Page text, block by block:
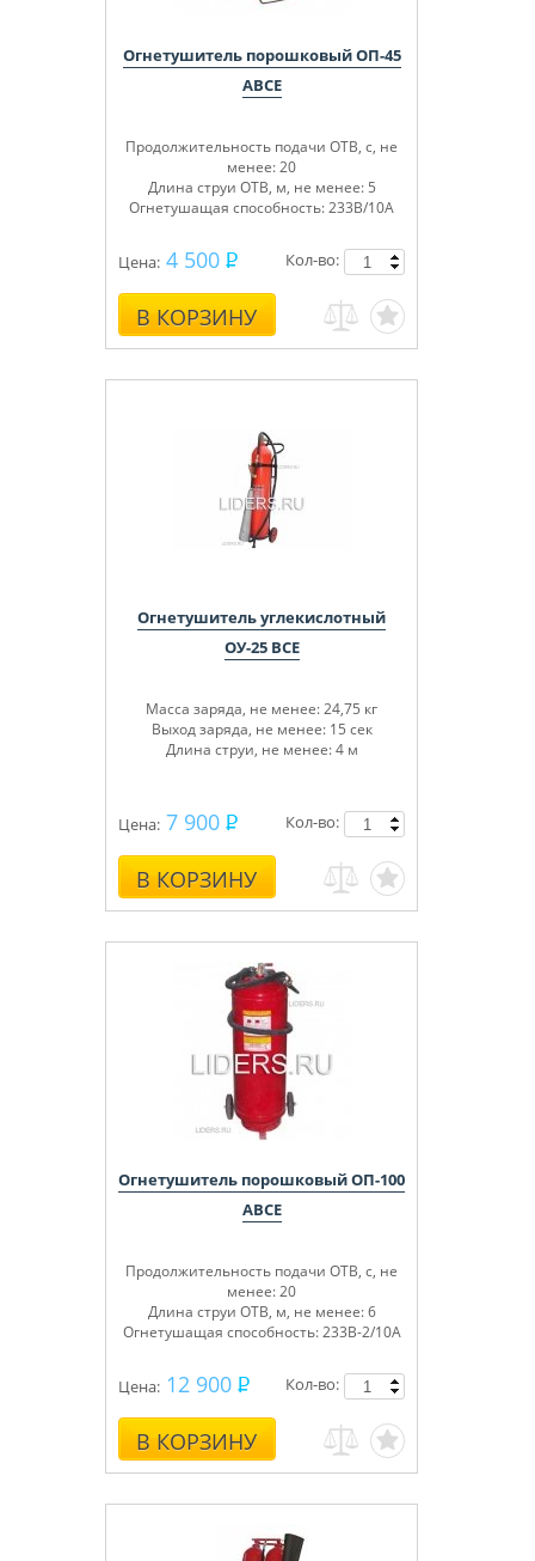
Огнетушитель порошковый ОП-45
ABCE
Продолжительность подачи ОТВ, с, не
менее: 20
Длина струи ОТВ, м, не менее: 5
Огнетушащая способность: 233В/10А
Цена: 4 500
В КОРЗИНУ
Кол-во:
Огнетушитель углекислотный
ОУ-25 BCE
Масса заряда, не менее: 24,75 кг
Выход заряда, не менее: 15 сек
Длина струи, не менее: 4 м
Цена: 7 900
В КОРЗИНУ
Кол-во:
Огнетушитель порошковый ОП-100
ABCE
Продолжительность подачи ОТВ, с, не
менее: 20
Длина струи ОТВ, м, не менее: 6
Огнетушащая способность: 233В-2/10А
Цена: 12 900
В КОРЗИНУ
Кол-во: